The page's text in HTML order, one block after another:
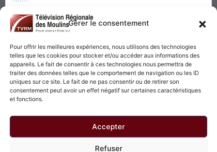
Gérer le consentement
Pour offrir les meilleures expériences, nous utilisons des technologies
telles que les cookies pour stocker et/ou accéder aux informations des
appareils. Le fait de consentir à ces technologies nous permettra de
traiter des données telles que le comportement de navigation ou les ID
uniques sur ce site. Le fait de ne pas consentir ou de retirer son
consentement peut avoir un effet négatif sur certaines caractéristiques
et fonctions.
Accepter
Refuser